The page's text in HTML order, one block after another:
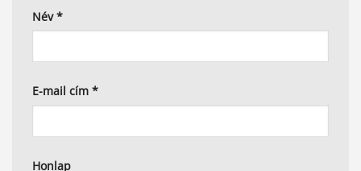
Név*
E-mail cím *
Honlap